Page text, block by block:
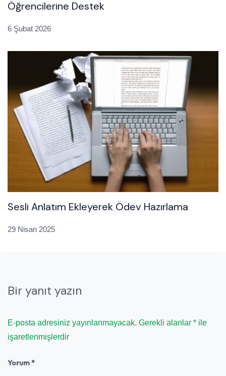
Öğrencilerine Destek
6 Şubat 2026
Sesli Anlatım Ekleyerek Ödev Hazırlama
29 Nisan 2025
Bir yanıt yazın
E-posta adresiniz yayınlanmayacak. Gerekli alanlar * ile
işaretlenmişlerdir
Yorum*